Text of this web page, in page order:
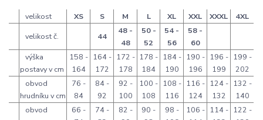
velikost XS S M L XL XXL XXXL
4XL
velikost č.
44
48 -
48
50 -
52
54 -
56
58 -
60
výška
postavy v cm
158 -
164
164 -
172
172 -
178
178 -
184
184 -
190
190 -
196
196 -
199
199 -
202
obvod
hrudníku v cm
76 -
84
84 -
92
92 -
100
100 -
108
108 -
116
116 -
124
124 -
132
132 -
140
obvod
66 -
74 -
82 -
90 -
98 -
106 -
114 -
122 -